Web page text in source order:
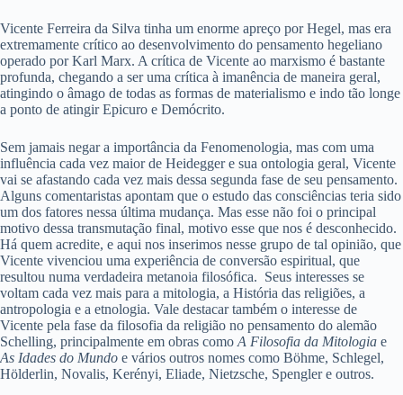
Vicente Ferreira da Silva tinha um enorme apreço por Hegel, mas era
extremamente crítico ao desenvolvimento do pensamento hegeliano
operado por Karl Marx. A crítica de Vicente ao marxismo é bastante
profunda, chegando a ser uma crítica à imanência de maneira geral,
atingindo o âmago de todas as formas de materialismo e indo tão longe
a ponto de atingir Epicuro e Demócrito.
Sem jamais negar a importância da Fenomenologia, mas com uma
influência cada vez maior de Heidegger e sua ontologia geral, Vicente
vai se afastando cada vez mais dessa segunda fase de seu pensamento.
Alguns comentaristas apontam que o estudo das consciências teria sido
um dos fatores nessa última mudança. Mas esse não foi o principal
motivo dessa transmutação final, motivo esse que nos é desconhecido.
Há quem acredite, e aqui nos inserimos nesse grupo de tal opinião, que
Vicente vivenciou uma experiência de conversão espiritual, que
resultou numa verdadeira metanoia filosófica. Seus interesses se
voltam cada vez mais para a mitologia, a História das religiões, a
antropologia e a etnologia. Vale destacar também o interesse de
Vicente pela fase da filosofia da religião no pensamento do alemão
Schelling, principalmente em obras como A Filosofia da Mitologia e
As Idades do Mundo e vários outros nomes como Böhme, Schlegel,
Hölderlin, Novalis, Kerényi, Eliade, Nietzsche, Spengler e outros.